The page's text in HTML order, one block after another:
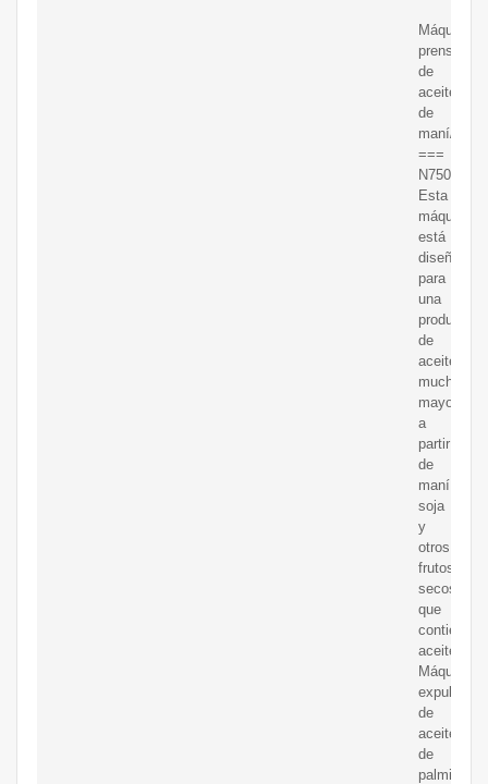
Máquina
prensadora
de
aceite
de
maní/
===
N750.000
Esta
máquina
está
diseñada
para
una
producción
de
aceite
mucho
mayor
a
partir
de
maní,
soja
y
otros
frutos
secos
que
contienen
aceite.
Máquina
expulsora
de
aceite
de
palmiste